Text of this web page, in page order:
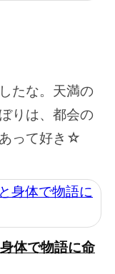
たな。天満の
りは、都会の
って好き☆
体で物語に命